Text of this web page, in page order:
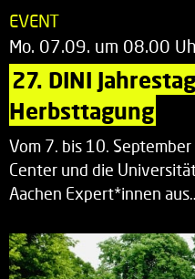
EVENT
Mo. 07.09. um 08.00
27. DINI
Herbsttagung
Vom 7. bis 10.
Center und die
Aachen Expert*innen